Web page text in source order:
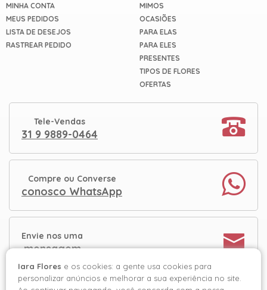
MINHA CONTA
MEUS PEDIDOS
LISTA DE DESEJOS
RASTREAR PEDIDO
MIMOS
OCASIÕES
PARA ELAS
PARA ELES
PRESENTES
TIPOS DE FLORES
OFERTAS
Tele-Vendas
31 9 9889-0464
Compre ou Converse
conosco WhatsApp
Envie nos uma
mensagem
Iara Flores e os cookies: a gente usa cookies para
personalizar anúncios e melhorar a sua experiência no site.